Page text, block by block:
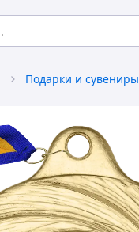
Подарки и сувениры